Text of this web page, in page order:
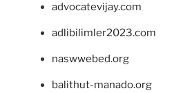
advocatevijay.com
adlibilimler2023.com
naswwebed.org
balithut-manado.org